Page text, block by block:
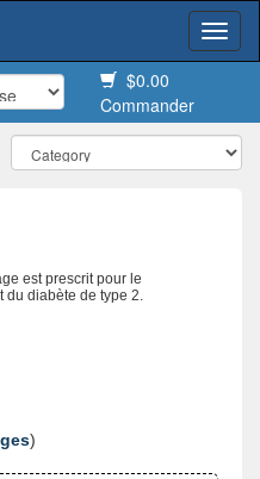
$0.00
Commander
est prescrit pour le
du diabète de type 2.
)